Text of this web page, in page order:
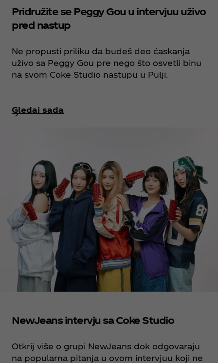
Pridružite se Peggy Gou u intervjuu uživo
pred nastup
Ne propusti priliku da budeš deo ćaskanja
uživo sa Peggy Gou pre nego što osvetli binu
na svom Coke Studio nastupu u Pulji.
Gledaj sada
NewJeans intervju sa Coke Studio
Otkrij više o grupi NewJeans dok odgovaraju
na popularna pitanja u ovom intervjuu koji ne